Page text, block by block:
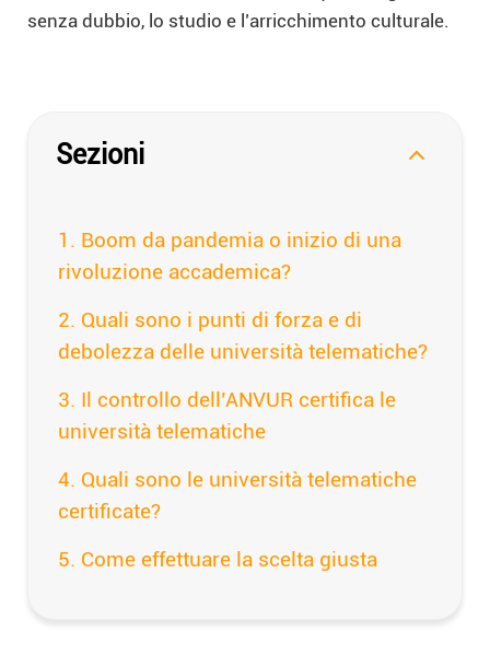
senza dubbio, lo studio e l’arricchimento culturale.
Sezioni
Boom da pandemia o inizio di una
rivoluzione accademica?
Quali sono i punti di forza e di
debolezza delle università telematiche?
Il controllo dell’ANVUR certifica le
università telematiche
Quali sono le università telematiche
certificate?
Come effettuare la scelta giusta